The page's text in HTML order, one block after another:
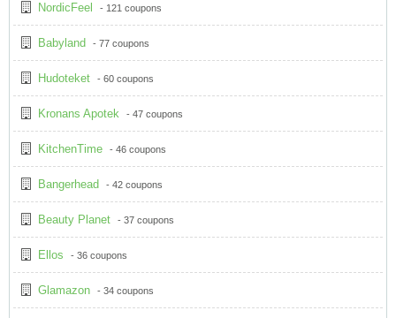
NordicFeel - 121 coupons
Babyland - 77 coupons
Hudoteket - 60 coupons
Kronans Apotek - 47 coupons
KitchenTime - 46 coupons
Bangerhead - 42 coupons
Beauty Planet - 37 coupons
Ellos - 36 coupons
Glamazon - 34 coupons